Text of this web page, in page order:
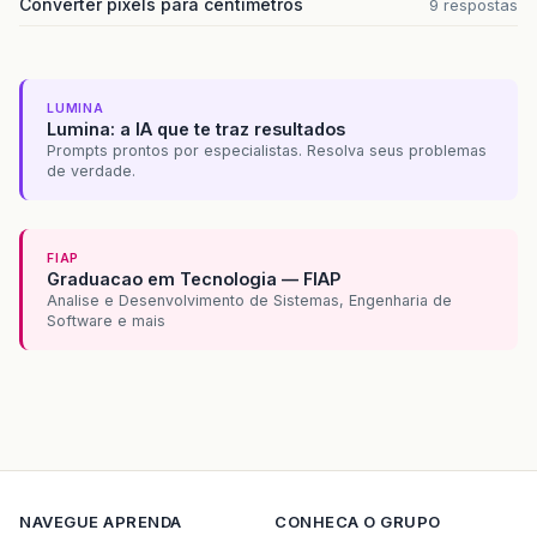
Converter pixels para centímetros 9 respostas
LUMINA
Lumina: a IA que te traz resultados
Prompts prontos por especialistas. Resolva seus problemas
de verdade.
FIAP
Graduacao em Tecnologia — FIAP
Analise e Desenvolvimento de Sistemas, Engenharia de
Software e mais
NAVEGUE APRENDA
CONHECA O GRUPO